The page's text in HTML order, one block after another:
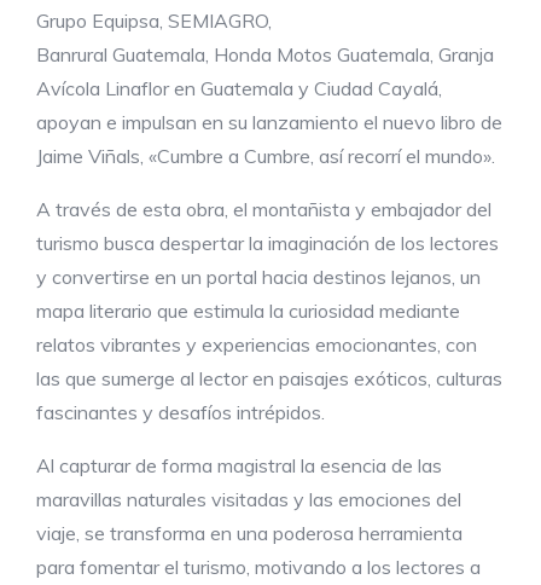
Grupo Equipsa, SEMIAGRO,
Banrural Guatemala, Honda Motos Guatemala, Granja
Avícola Linaflor en Guatemala y Ciudad Cayalá,
apoyan e impulsan en su lanzamiento el nuevo libro de
Jaime Viñals, «Cumbre a Cumbre, así recorrí el mundo».
A través de esta obra, el montañista y embajador del
turismo busca despertar la imaginación de los lectores
y convertirse en un portal hacia destinos lejanos, un
mapa literario que estimula la curiosidad mediante
relatos vibrantes y experiencias emocionantes, con
las que sumerge al lector en paisajes exóticos, culturas
fascinantes y desafíos intrépidos.
Al capturar de forma magistral la esencia de las
maravillas naturales visitadas y las emociones del
viaje, se transforma en una poderosa herramienta
para fomentar el turismo, motivando a los lectores a